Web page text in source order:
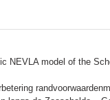
NEVLA model of the